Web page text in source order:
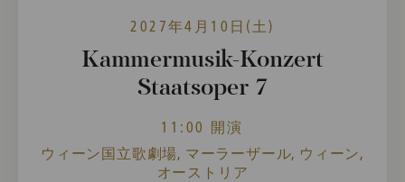
2027年4月10日(土)
Kammermusik-Konzert
Staatsoper 7
11:00 開演
ウィーン国立歌劇場, マーラーザール, ウィーン,
オーストリア